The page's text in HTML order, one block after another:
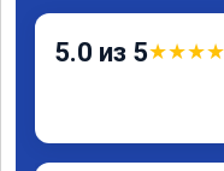
5.0 из 5★★★★